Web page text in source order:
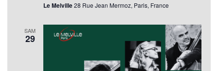
Le Melville28 Rue Jean Mermoz, Paris, France
SAM
29